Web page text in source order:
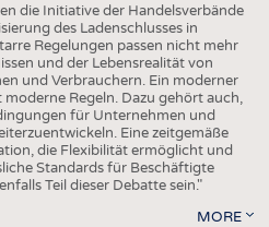
die Initiative der Handelsverbände
des Ladenschlusses in
Regelungen passen nicht mehr
und der Lebensrealität von
und Verbrauchern. Ein moderner
Regeln. Dazu gehört auch,
für Unternehmen und
Eine zeitgemäße
die Flexibilität ermöglicht und
Standards für Beschäftigte
Teil dieser Debatte sein."
MORE